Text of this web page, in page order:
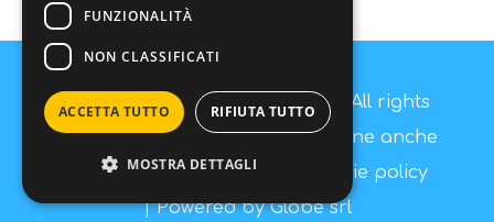
P.IVA 03250840364
Copyright © Fashion Dog s.r.l - All rights
reserved. È vietata la riproduzione anche
parziale -Privacy policy
Cookie policy
| Powered byGlobe srl
FUNZIONALITÀ
NON CLASSIFICATI
ACCETTA TUTTO RIFIUTA TUTTO
MOSTRA DETTAGLI